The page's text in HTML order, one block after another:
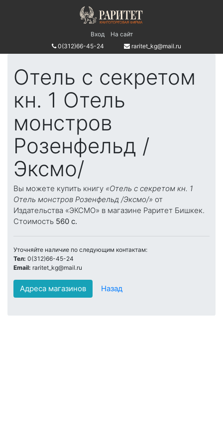
Вход
На сайт
0(312)66-45-24
raritet_kg@mail.ru
Отель с секретом
кн. 1 Отель
монстров
Розенфельд /
Эксмо/
Вы можете купить книгу «Отель с секретом кн. 1
Отель монстров Розенфельд /Эксмо/» от
Издательства «ЭКСМО» в магазине Раритет Бишкек.
Стоимость 560 c.
Уточняйте наличие по следующим контактам:
Тел: 0(312)66-45-24
Email: raritet_kg@mail.ru
Адреса магазинов Назад